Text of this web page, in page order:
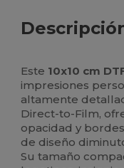
Este 10x10 cm
impresiones
altamente
Direct-to-Film,
opacidad y
de diseño
Su tamaño